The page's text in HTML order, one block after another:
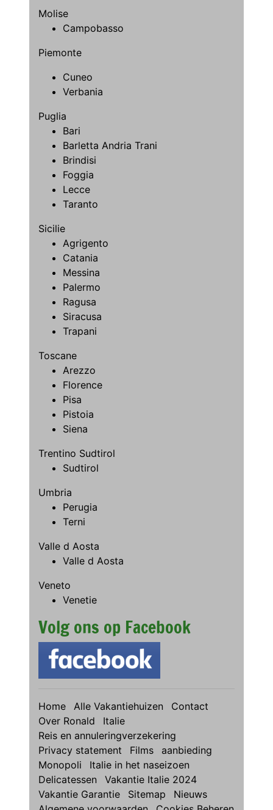
Molise
Campobasso
Piemonte
Cuneo
Verbania
Puglia
Bari
Barletta Andria Trani
Brindisi
Foggia
Lecce
Taranto
Sicilie
Agrigento
Catania
Messina
Palermo
Ragusa
Siracusa
Trapani
Toscane
Arezzo
Florence
Pisa
Pistoia
Siena
Trentino Sudtirol
Sudtirol
Umbria
Perugia
Terni
Valle d Aosta
Valle d Aosta
Veneto
Venetie
Volg ons op Facebook
Home Alle Vakantiehuizen
Contact
Over Ronald
Italie
Reis en annuleringverzekering
Privacy statement
Films
aanbieding
Monopoli
Italie in het naseizoen
Delicatessen
Vakantie Italie 2024
Vakantie Garantie
Sitemap
Nieuws